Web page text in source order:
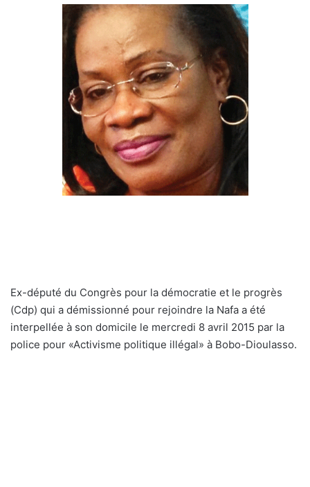
Ex-député du Congrès pour la démocratie et le progrès
(Cdp) qui a démissionné pour rejoindre la Nafa a été
interpellée à son domicile le mercredi 8 avril 2015 par la
police pour «Activisme politique illégal» à Bobo-Dioulasso.